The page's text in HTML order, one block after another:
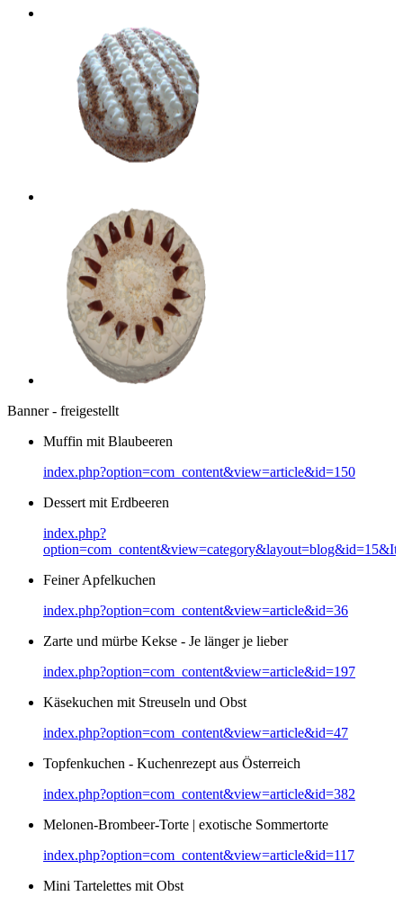
Banner - freigestellt
Muffin mit Blaubeeren
index.php?option=com_content&view=article&id=150
Dessert mit Erdbeeren
index.php?
Feiner Apfelkuchen
index.php?option=com_content&view=article&id=36
Zarte und mürbe Kekse - Je länger je lieber
index.php?option=com_content&view=article&id=197
Käsekuchen mit Streuseln und Obst
index.php?option=com_content&view=article&id=47
Topfenkuchen - Kuchenrezept aus Österreich
index.php?option=com_content&view=article&id=382
Melonen-Brombeer-Torte | exotische Sommertorte
index.php?option=com_content&view=article&id=117
Mini Tartelettes mit Obst